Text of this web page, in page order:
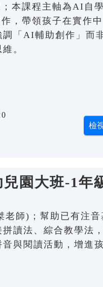
本課程主軸為AI自
，帶領孩子在實作
「AI輔助創作」而
。
兒園大班-1
師)；幫助已有注音
讀法、綜合教學法
與閱讀活動，增進